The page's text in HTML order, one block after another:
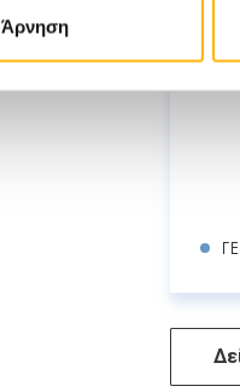
Άρνηση